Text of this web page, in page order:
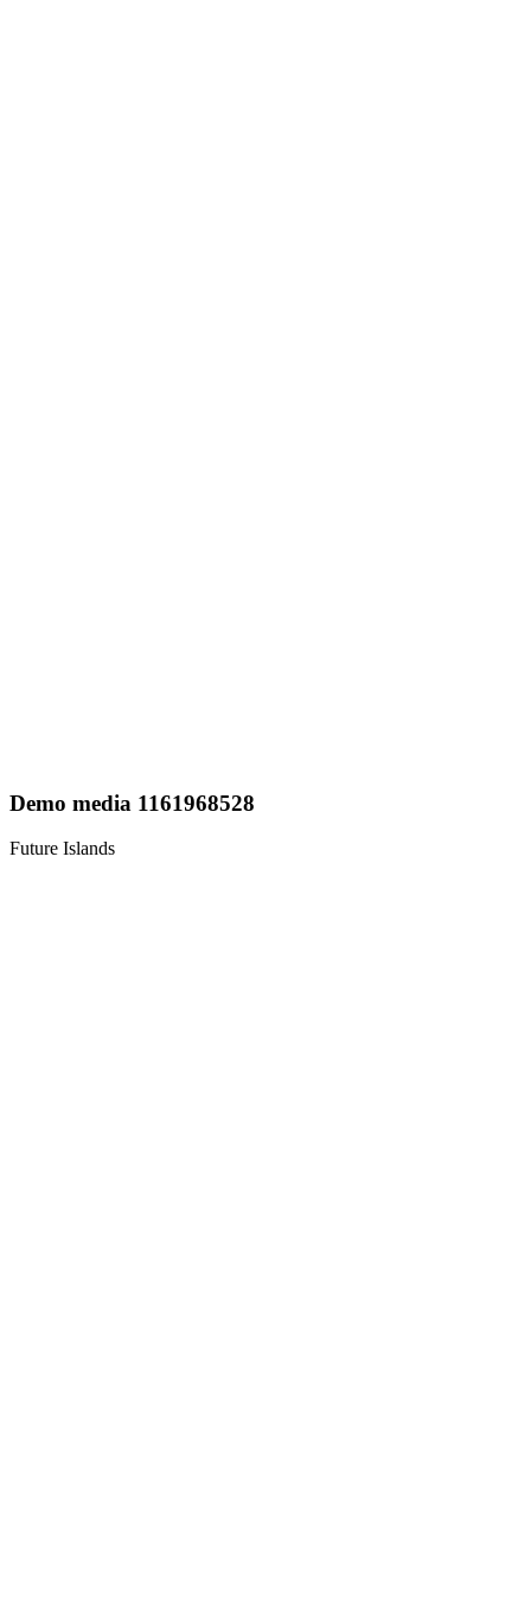
Demo media 1161968528
Future Islands